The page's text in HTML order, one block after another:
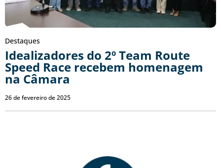
Destaques
Idealizadores do 2º Team Route
Speed Race recebem homenagem
na Câmara
26 de fevereiro de 2025